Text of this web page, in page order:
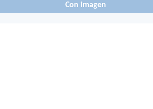
Con imagen